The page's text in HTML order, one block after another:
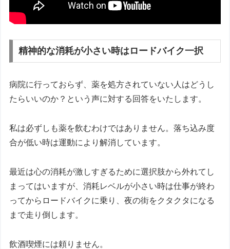
精神的な消耗が小さい時はロードバイク一択
病院に行っておらず、薬を処方されていない人はどうし
たらいいのか？という声に対する回答をいたします。
私は必ずしも薬を飲むわけではありません。落ち込み度
合が低い時は運動により解消しています。
最近は心の消耗が激しすぎるために選択肢から外れてし
まってはいますが、消耗レベルが小さい時は仕事が終わ
ってからロードバイクに乗り、夜の街をクタクタになる
まで走り倒します。
飲酒喫煙には頼りません。